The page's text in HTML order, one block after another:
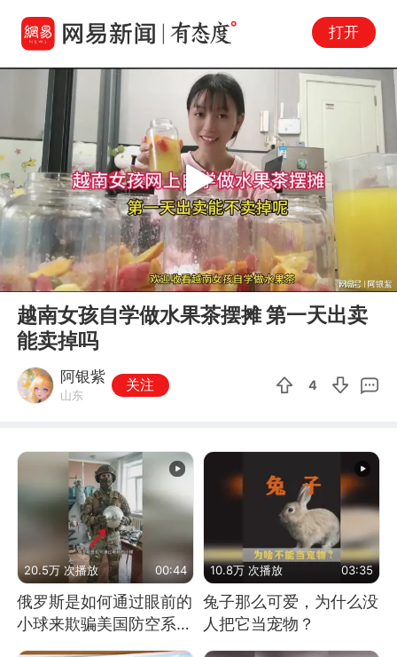
打开
00:00 06:41
Play
越南女孩自学做水果茶摆摊 第一天出卖
能卖掉吗
阿银紫
山东
关注 4
20.5万 次播放 00:44
俄罗斯是如何通过眼前的
小球来欺骗美国防空系统
的
10.8万 次播放 03:35
兔子那么可爱，为什么没
人把它当宠物？